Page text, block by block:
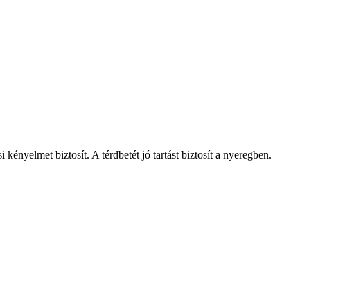
biztosít. A térdbetét jó tartást biztosít a nyeregben.